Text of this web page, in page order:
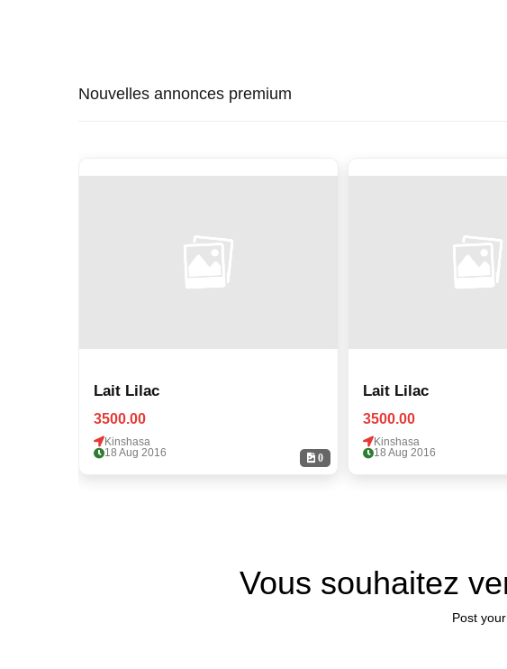
Nouvelles annonces premium
0
Lait Lilac
3500.00
Kinshasa
18 Aug 2016
Lait Lilac
3500.00
Kinshasa
18 Aug 2016
Vous souhaitez
Post